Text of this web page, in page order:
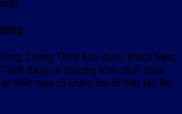
Cường Thịnh luôn được khách hàng
đang có chương trình chiết khấu
thiết mua số lượng lớn để hợp tác lâu